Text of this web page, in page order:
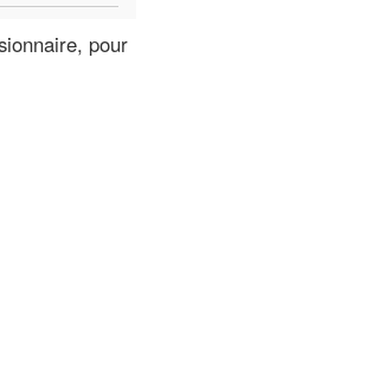
pour